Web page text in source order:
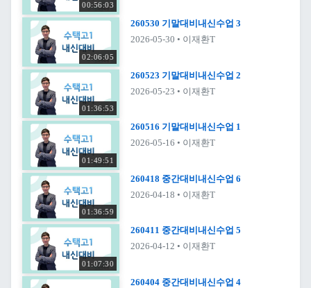
00:56:03
02:06:05
260530 기말대비내신수업 3
2026-05-30 • 이재환T
01:36:53
260523 기말대비내신수업 2
2026-05-23 • 이재환T
01:49:51
260516 기말대비내신수업 1
2026-05-16 • 이재환T
01:36:59
260418 중간대비내신수업 6
2026-04-18 • 이재환T
01:07:30
260411 중간대비내신수업 5
2026-04-12 • 이재환T
260404 중간대비내신수업 4